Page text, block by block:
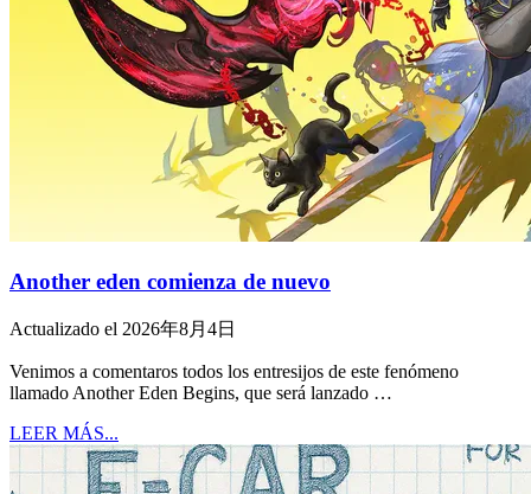
Another eden comienza de nuevo
Actualizado el 2026年8月4日
Venimos a comentaros todos los entresijos de este fenómeno
llamado Another Eden Begins, que será lanzado …
LEER MÁS...